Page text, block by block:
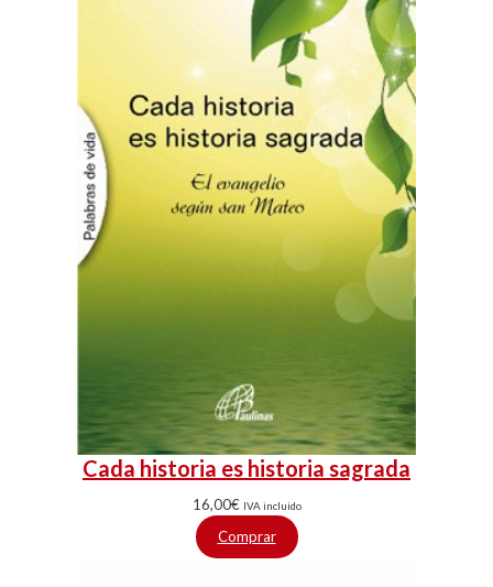
Cada historia es historia sagrada
16,00€ IVA incluido
Comprar